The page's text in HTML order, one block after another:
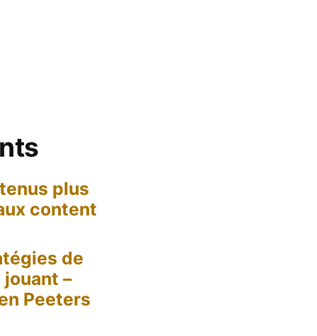
plus
content
de
–
Peeters